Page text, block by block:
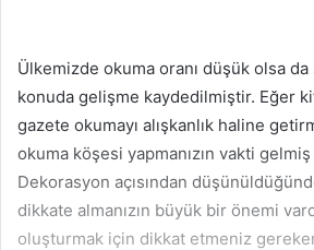
Ülkemizde okuma oranı düşük olsa da
konuda gelişme kaydedilmiştir. Eğer
gazete okumayı alışkanlık haline
okuma köşesi yapmanızın vakti
Dekorasyon açısından
dikkate almanızın büyük bir önemi
oluşturmak için dikkat etmeniz